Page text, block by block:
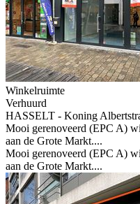
Winkelruimte
Verhuurd
HASSELT - Koning
Mooi gerenoveerd (EPC A)
aan de Grote Markt....
Mooi gerenoveerd (EPC A)
aan de Grote Markt....